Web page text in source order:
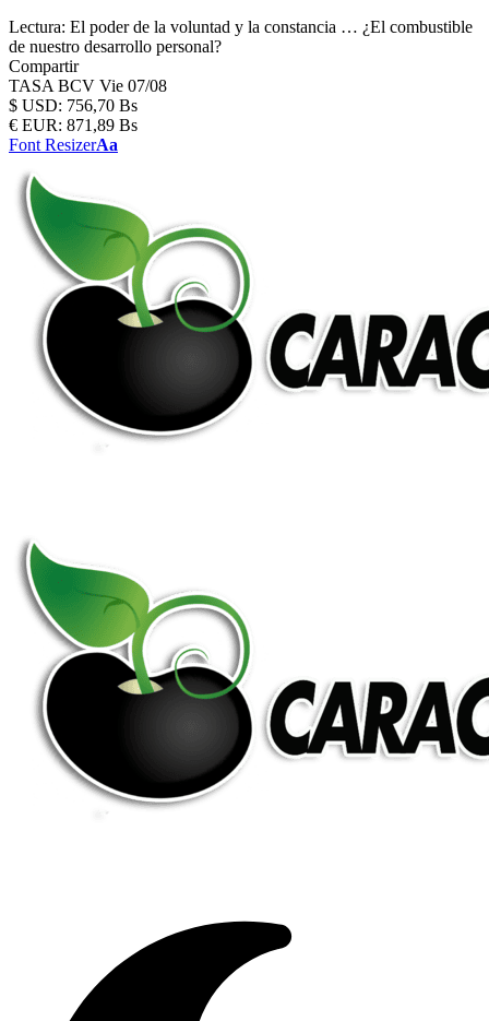
Lectura: El poder de la voluntad y la constancia … ¿El combustible
de nuestro desarrollo personal?
Compartir
TASA BCV Vie 07/08
$ USD: 756,70 Bs
€ EUR: 871,89 Bs
Font ResizerAa